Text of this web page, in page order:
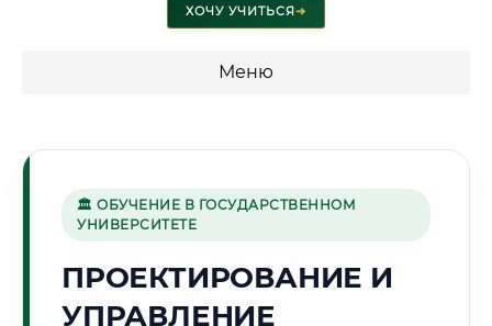
ХОЧУ УЧИТЬСЯ➜
Меню
🏭
Г. ЕКАТЕРИНБУРГ
🏛 ОБУЧЕНИЕ В ГОСУДАРСТВЕННОМ
УНИВЕРСИТЕТЕ
ПРОЕКТИРОВАНИЕ И
УПРАВЛЕНИЕ